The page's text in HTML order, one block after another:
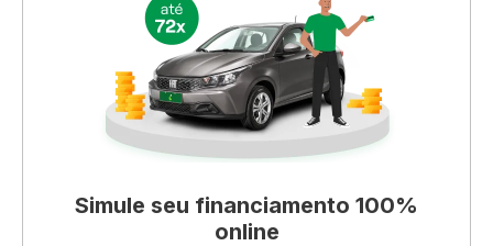
Simule seu financiamento 100%
online